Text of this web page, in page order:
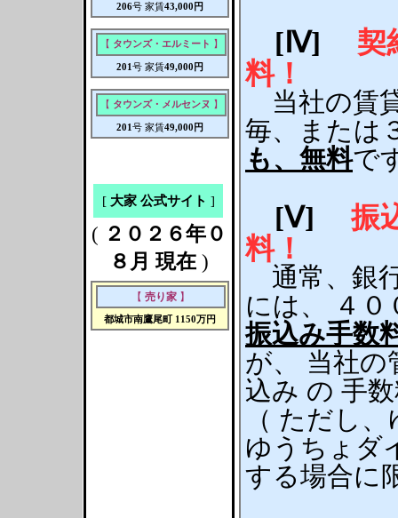
206号 家賃43,000円
【 タウンズ・エルミート 】
201号 家賃49,000円
【 タウンズ・メルセンヌ 】
201号 家賃49,000円
[ 大家 公式サイト ]
( ２０２６年０
８月 現在 )
【売り家 】
都城市南鷹尾町 1150万円
[Ⅳ]
契
料！
当社の賃
毎、または
も、無料で
[Ⅴ]
振
料！
通常、銀
には、 ４
振込み手数
が、 当社の
込み の 手
（ ただし
ゆうちょダ
する場合に